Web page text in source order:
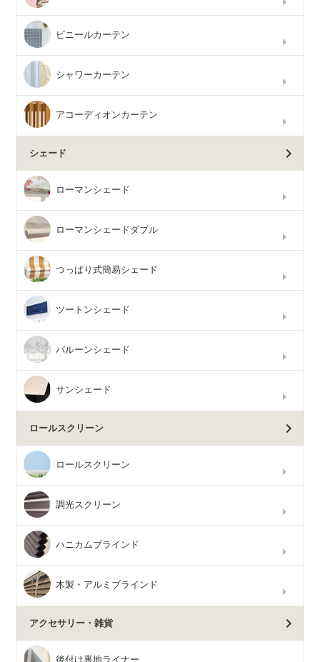
ビニールカーテン
シャワーカーテン
アコーディオンカーテン
シェード
ローマンシェード
ローマンシェードダブル
つっぱり式簡易シェード
ツートンシェード
バルーンシェード
サンシェード
ロールスクリーン
ロールスクリーン
調光スクリーン
ハニカムブラインド
木製・アルミブラインド
アクセサリー・雑貨
後付け裏地ライナー